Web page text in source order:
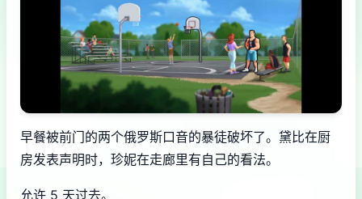
早餐被前门的两个俄罗斯口音的暴徒破坏了。黛比在厨
房发表声明时，珍妮在走廊里有自己的看法。
允许 5 天过去。